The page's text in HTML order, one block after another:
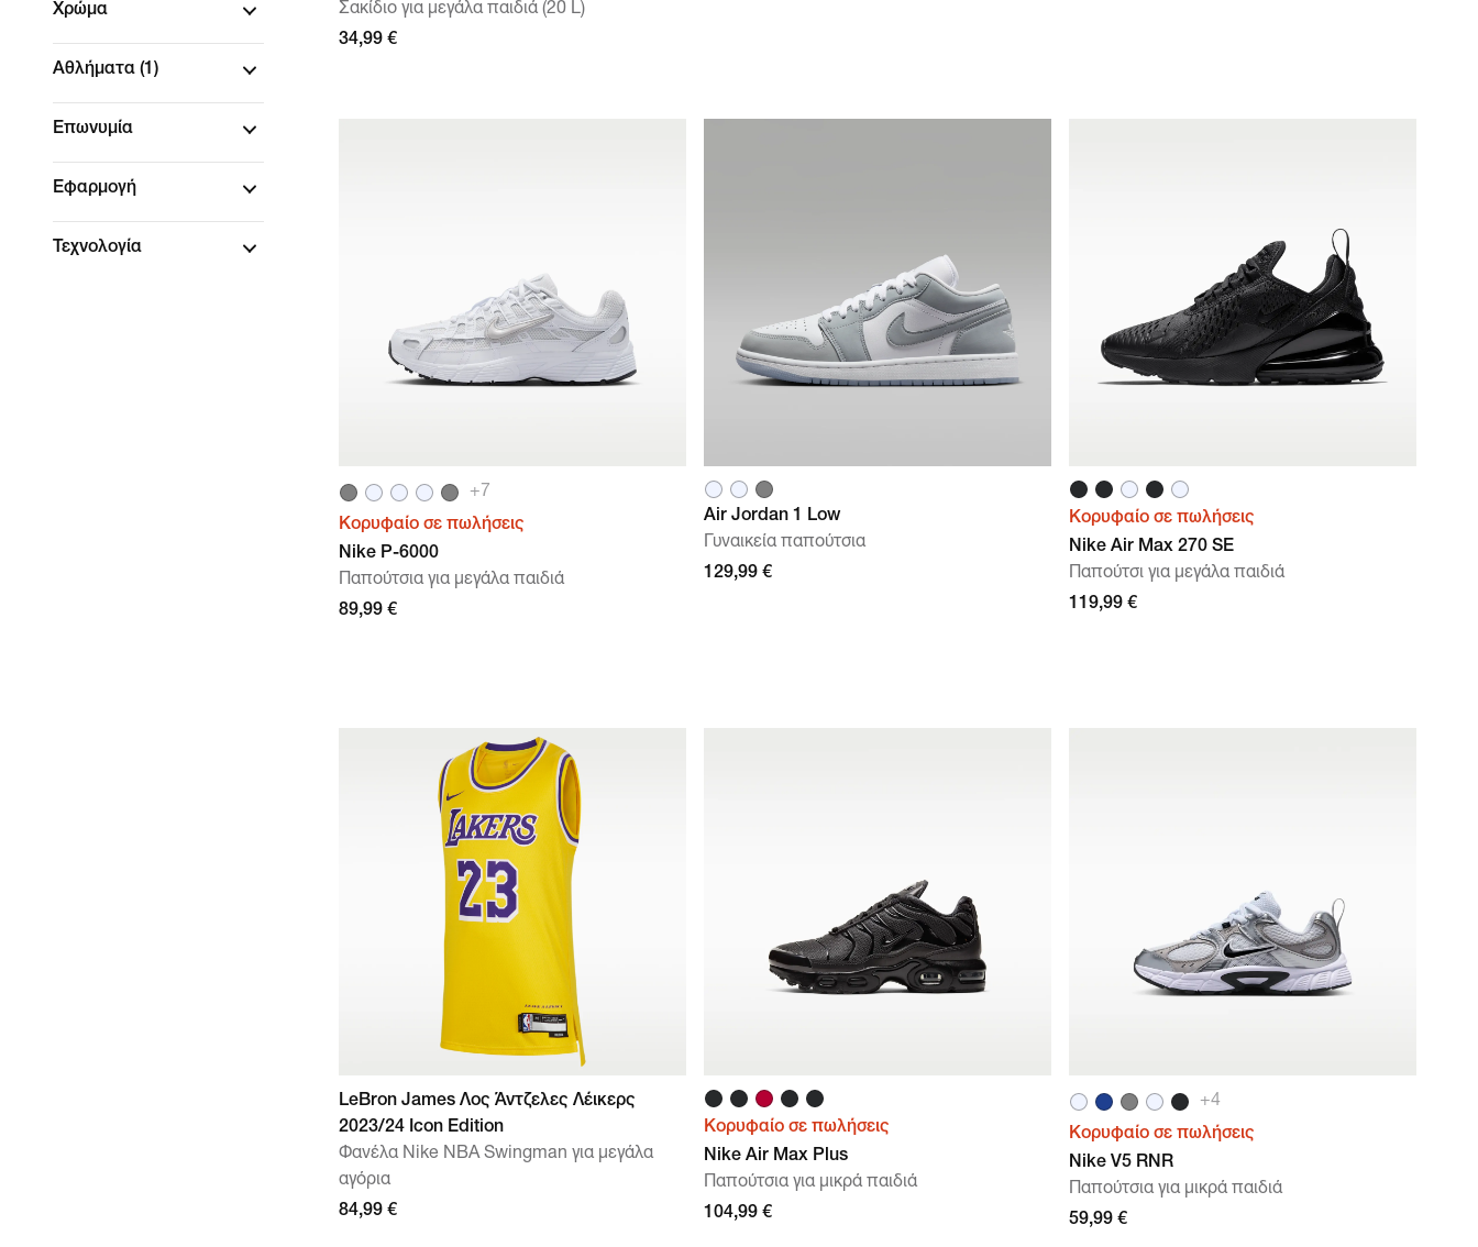
Χρώμα
Αθλήματα (1)
Επωνυμία
Εφαρμογή
Τεχνολογία
Σακίδιο για μεγάλα παιδιά (20 L)
34,99 €
+7
Κορυφαίο σε πωλήσεις
Nike P-6000
Παπούτσια για μεγάλα παιδιά
89,99 €
Air Jordan 1 Low
Γυναικεία παπούτσια
129,99 €
Κορυφαίο σε πωλήσεις
Nike Air Max 270 SE
Παπούτσι για μεγάλα παιδιά
119,99 €
LeBron James Λος Άντζελες Λέικερς
2023/24 Icon Edition
Φανέλα Nike NBA Swingman για μεγάλα
αγόρια
84,99 €
Κορυφαίο σε πωλήσεις
Nike Air Max Plus
Παπούτσια για μικρά παιδιά
104,99 €
+4
Κορυφαίο σε πωλήσεις
Nike V5 RNR
Παπούτσια για μικρά παιδιά
59,99 €